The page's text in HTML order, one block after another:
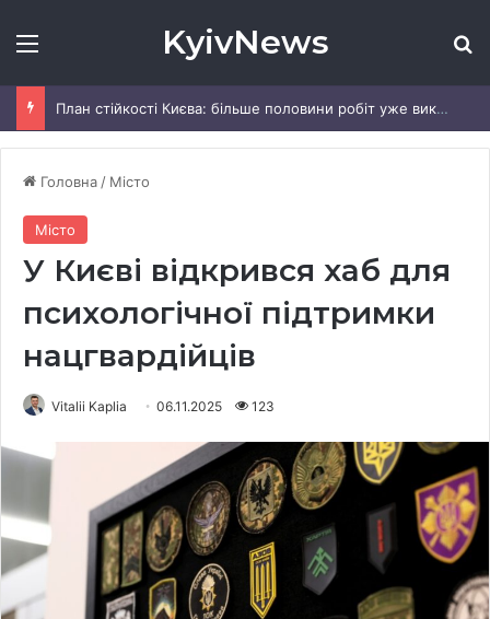
Меню KyivNews
План стійкості Києва: більше половини робіт уже виконали, — КМДА
Головна / Місто
Місто
У Києві відкрився хаб для
психологічної підтримки
нацгвардійців
Vitalii Kaplia 06.11.2025 123